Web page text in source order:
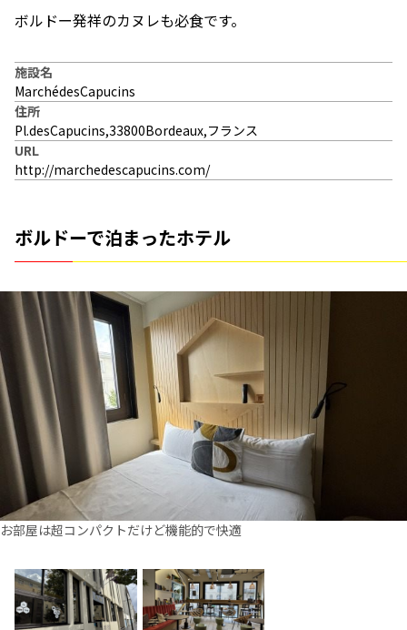
ボルドー発祥のカヌレも必食です。
施設名
MarchédesCapucins
住所
Pl.desCapucins,33800Bordeaux,フランス
URL
http://marchedescapucins.com/
ボルドーで泊まったホテル
お部屋は超コンパクトだけど機能的で快適